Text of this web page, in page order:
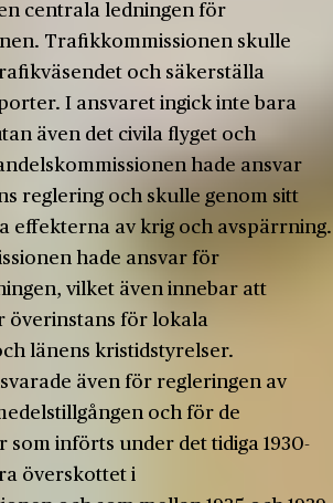
centrala ledningen för
Trafikkommissionen skulle
och säkerställa
I ansvaret ingick inte bara
även det civila flyget och
hade ansvar
reglering och skulle genom sitt
effekterna av krig och avspärrning.
hade ansvar för
vilket även innebar att
överinstans för lokala
länens kristidstyrelser.
även för regleringen av
och för de
som införts under det tidiga 1930-
överskottet i